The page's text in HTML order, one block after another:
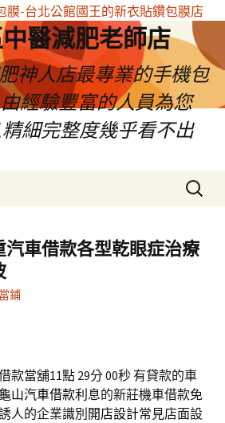
醫減肥老師店
神人店最專業的手機包
經驗豐富的人員為您
細完整度幾乎看不出
搜
尋
鍵
字:
汽車借款各型乾眼症治療
鋪
款當舖11點 29分 00秒 有貸款的車
龜山汽車借款利息的新莊機車借款免
人的企業識別 開店設計常見店面設